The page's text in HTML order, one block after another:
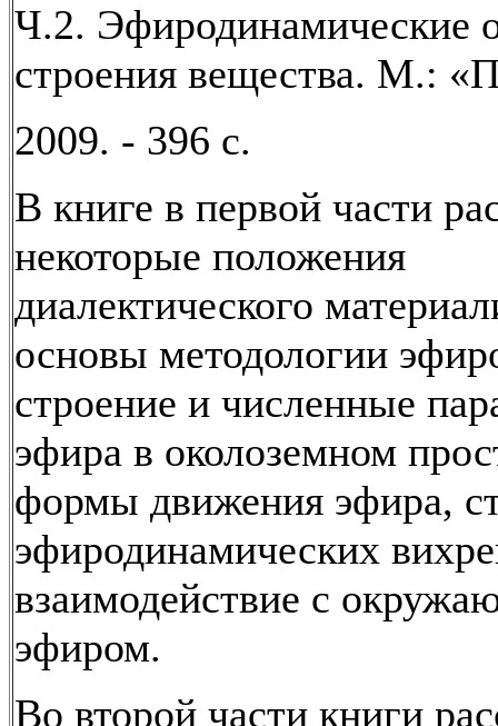
Ч.2. Эфиродинамические
строения вещества. М.:
2009. - 396 с.
В книге в первой части
некоторые положения
диалектического
основы методологии
строение и численные
эфира в околоземном
формы движения эфира,
эфиродинамических
взаимодействие с
эфиром.
Во второй части книги